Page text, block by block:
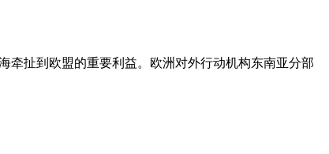
牵扯到欧盟的重要利益。欧洲对外行动机构东南亚分部